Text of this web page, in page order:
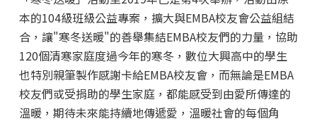
本的104級班級公益專案，擴大與EMBA校友會公益組結
合，讓"寒冬送暖"的善舉集結EMBA校友們的力量，協助
120個清寒家庭度過今年的寒冬，數位大興高中的學生
也特別親筆製作感謝卡給EMBA校友會，而無論是EMBA
校友們或受捐助的學生家庭，都能感受到由愛所傳達的
溫暖，期待未來能持續地傳遞愛，溫暖社會的每個角